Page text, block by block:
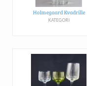
Holmegaard Kvadrille
KATEGORI